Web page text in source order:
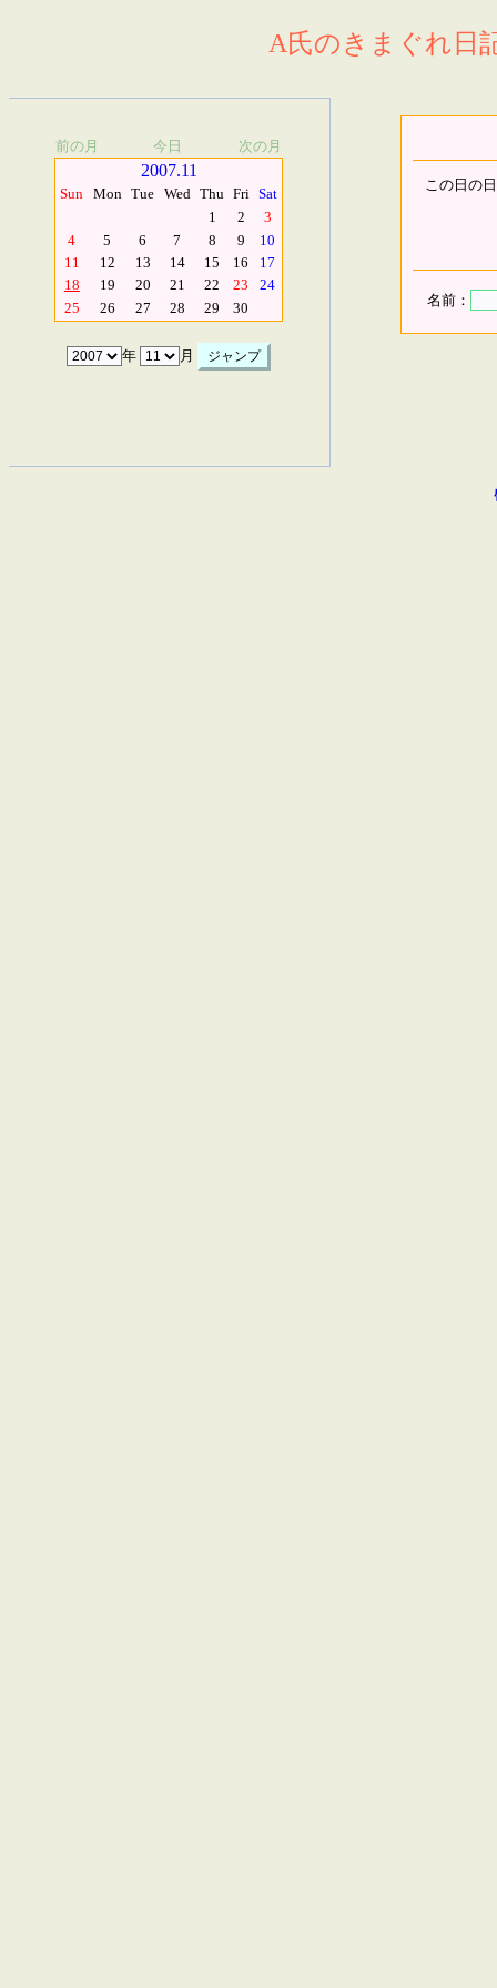
A氏のきまぐれ日
前の月 今日 次の月
2007.11
Sun Mon Tue Wed Thu Fri Sat
1
2
3
4
5 6 7 8 9
10
11
12 13 14 15 16
17
18
19 20 21 22 23
24
25
26 27 28 29 30
年 月
この日の
名前：